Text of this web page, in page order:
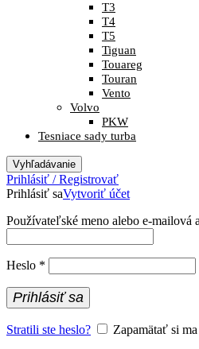
T3
T4
T5
Tiguan
Touareg
Touran
Vento
Volvo
PKW
Tesniace sady turba
Vyhľadávanie
Prihlásiť / Registrovať
Prihlásiť saVytvoriť účet
Používateľské meno alebo e-mailová
Heslo *
Prihlásiť sa
Stratili ste heslo?
Zapamätať si ma